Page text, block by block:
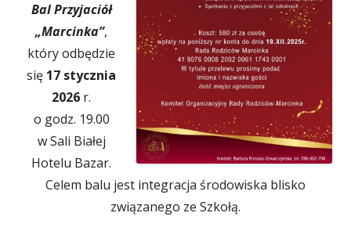
Bal Przyjaciół
„Marcinka”,
który odbędzie
się 17 stycznia
2026 r.
o godz. 19.00
w Sali Białej
Hotelu Bazar.
Celem balu jest integracja środowiska blisko
związanego ze Szkołą.